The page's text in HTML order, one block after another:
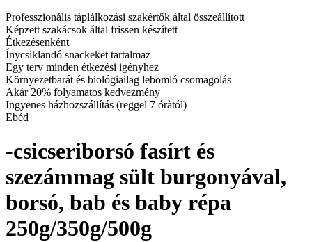
Professzionális táplálkozási szakértők által összeállított
Képzett szakácsok által frissen készített
Étkezésenként
Ínycsiklandó snackeket tartalmaz
Egy terv minden étkezési igényhez
Környezetbarát és biológiailag lebomló csomagolás
Akár 20% folyamatos kedvezmény
Ingyenes házhozszállítás (reggel 7 óràtól)
Ebéd
-csicseriborsó fasírt és
szezámmag sült burgonyával,
borsó, bab és baby répa
250g/350g/500g